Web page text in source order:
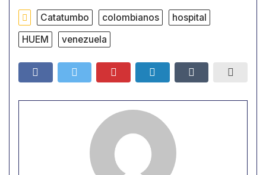
Catatumbo colombianos
hospital
HUEM
venezuela